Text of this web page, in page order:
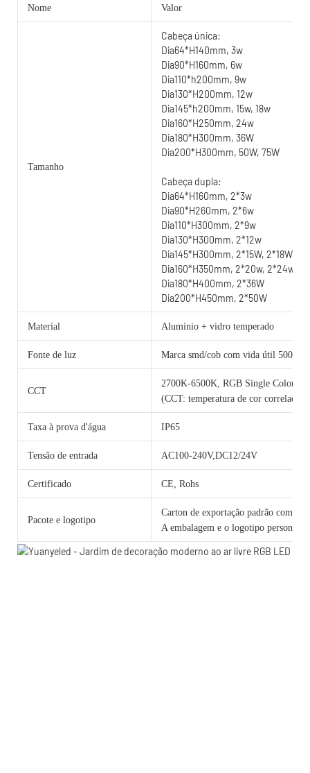
Nome Valor
Tamanho
Cabeça única:
Dia64*H140mm, 3w
Dia90*H160mm, 6w
Dia110*h200mm, 9w
Dia130*H200mm, 12w
Dia145*h200mm, 15w, 18w
Dia160*H250mm, 24w
Dia180*H300mm, 36W
Dia200*H300mm, 50W, 75W
Cabeça dupla:
Dia64*H160mm, 2*3w
Dia90*H260mm, 2*6w
Dia110*H300mm, 2*9w
Dia130*H300mm, 2*12w
Dia145*H300mm, 2*15W, 2*18W,
Dia160*H350mm, 2*20w, 2*24w,
Dia180*H400mm, 2*36W
Dia200*H450mm, 2*50W
Material Alumínio + vidro temperado
Fonte de luz Marca smd/cob com vida útil 50000
CCT
2700K-6500K, RGB Single Color
(CCT: temperatura de cor
Taxa à prova d'água IP65
Tensão de entrada AC100-240V,DC12/24V
Certificado CE, Rohs
Pacote e logotipo
Carton de exportação padrão com
A embalagem e o logotipo